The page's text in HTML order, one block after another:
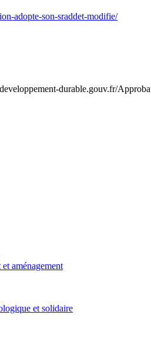
adopte-son-sraddet-modifie/
durable.gouv.fr/
aménagement
et solidaire